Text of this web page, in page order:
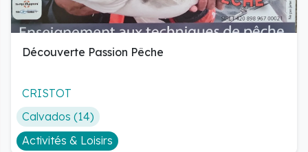
Découverte Passion Pêche